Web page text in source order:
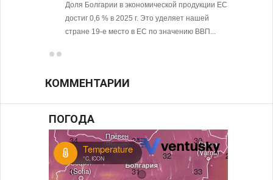
Доля Болгарии в экономической продукции ЕС
достиг 0,6 % в 2025 г. Это уделяет нашей
стране 19-е место в ЕС по значению ВВП...
КОММЕНТАРИИ
ПОГОДА